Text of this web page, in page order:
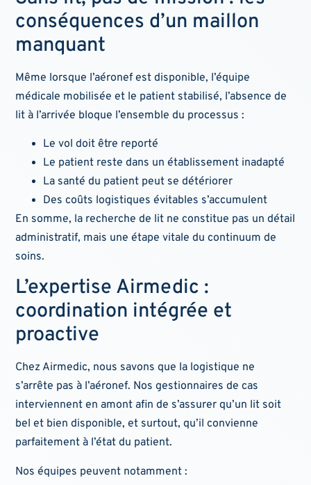
conséquences d’un maillon
manquant
Même lorsque l’aéronef est disponible, l’équipe
médicale mobilisée et le patient stabilisé, l’absence de
lit à l’arrivée bloque l’ensemble du processus :
Le vol doit être reporté
Le patient reste dans un établissement inadapté
La santé du patient peut se détériorer
Des coûts logistiques évitables s’accumulent
En somme, la recherche de lit ne constitue pas un détail
administratif, mais une étape vitale du continuum de
soins.
L’expertise Airmedic :
coordination intégrée et
proactive
Chez Airmedic, nous savons que la logistique ne
s’arrête pas à l’aéronef. Nos gestionnaires de cas
interviennent en amont afin de s’assurer qu’un lit soit
bel et bien disponible, et surtout, qu’il convienne
parfaitement à l’état du patient.
Nos équipes peuvent notamment :